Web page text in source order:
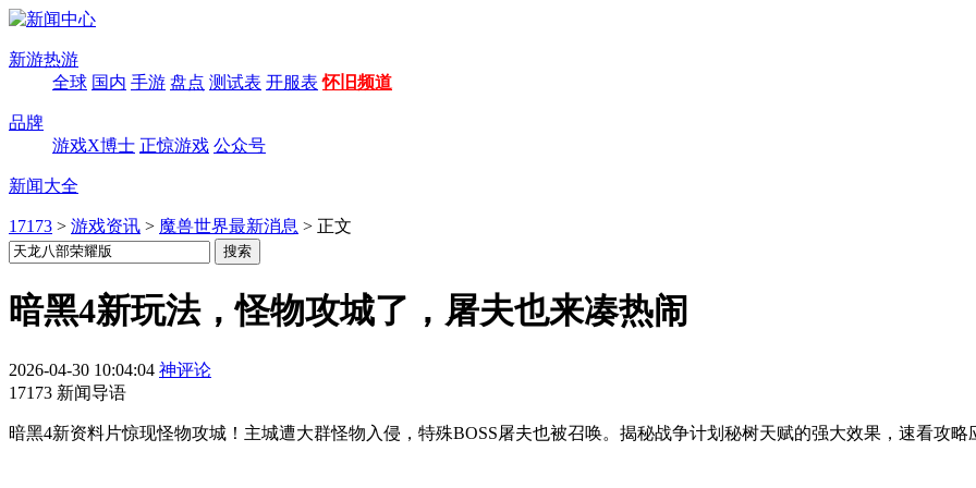
新游热游
全球 国内 手游 盘点 测试表 开服表 怀旧频道
品牌
游戏X博士 正惊游戏 公众号
新闻大全
17173 > 游戏资讯 > 魔兽世界最新消息 > 正文
暗黑4新玩法，怪物攻城了，屠夫也来凑热闹
2026-04-30 10:04:04 神评论
17173 新闻导语
暗黑4新资料片惊现怪物攻城！主城遭大群怪物入侵，特殊BOSS屠夫也被召唤。揭秘战争计划秘树天赋的强大效果，速看攻略